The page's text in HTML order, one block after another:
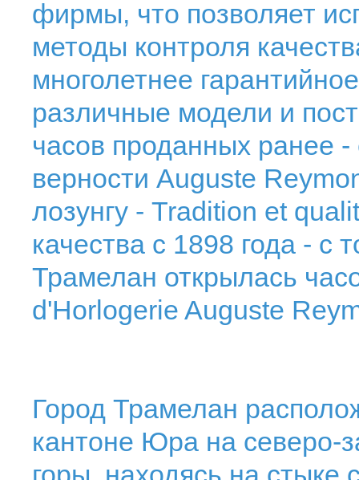
фирмы, что позволяет
методы контроля
многолетнее
различные модели и
часов проданных ранее
верности Auguste
лозунгу - Tradition et
качества с 1898 года - с
Трамелан открылась
d'Horlogerie Auguste
Город Трамелан
кантоне Юра на